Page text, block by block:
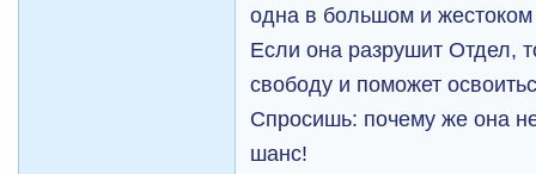
одна в большом и
Если она разрушит Отдел,
свободу и поможет
Спросишь: почему же она
шанс!